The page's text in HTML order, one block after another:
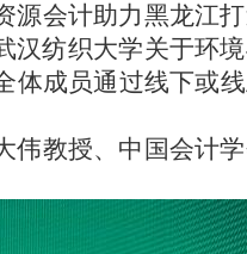
会计助力黑龙江
纺织大学关于环
体成员通过线下或
教授、中国会计